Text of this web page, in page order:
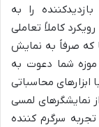
را به
کاملاً تعاملی
که صرفاً به نمایش
موزه شما دعوت به
ابزارهای محاسباتی
نمایشگرهای لمسی
سرگرم کننده